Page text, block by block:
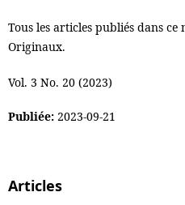
Tous les articles publiés dans
Originaux.
Vol. 3 No. 20 (2023)
Publiée: 2023-09-21
Articles